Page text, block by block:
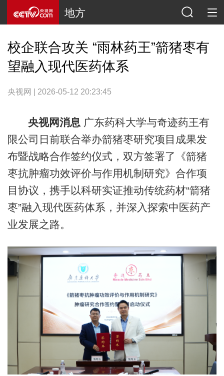
地方
校企联合攻关 “雨林药王”箭猪枣有
望融入现代医药体系
央视网 | 2026-05-12 20:23:45
央视网消息 广东药科大学与奇迹药王有
限公司日前联合举办箭猪枣研究项目成果发
布暨战略合作签约仪式，双方签署了《箭猪
枣抗肿瘤功效评价与作用机制研究》合作项
目协议，携手以科研实证推动传统药材“箭猪
枣”融入现代医药体系，并深入探索中医药产
业发展之路。